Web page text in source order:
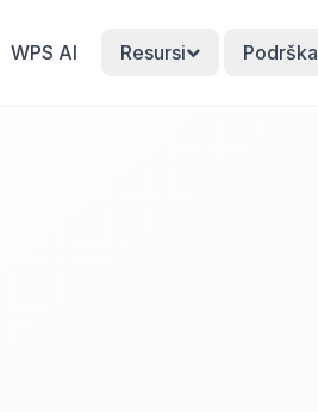
WPS AI Resursi Podrška